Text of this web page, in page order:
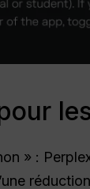
» :